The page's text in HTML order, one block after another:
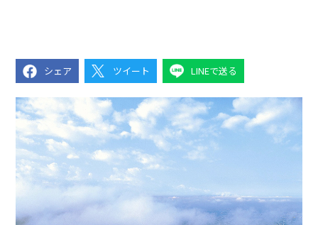
シェア ツイート LINEで送る